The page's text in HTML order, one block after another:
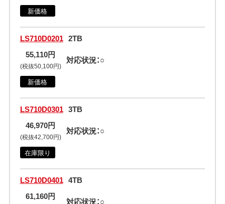
新価格
LS710D0201 2TB
55,110円
(税抜50,100円)
対応状況：○
新価格
LS710D0301 3TB
46,970円
(税抜42,700円)
対応状況：○
在庫限り
LS710D0401 4TB
61,160円
対応状況：○